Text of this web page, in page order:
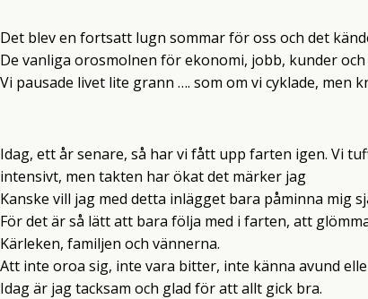
Det blev en fortsatt lugn sommar för oss och det
De vanliga orosmolnen för ekonomi, jobb, kunder
Vi pausade livet lite grann …. som om vi cyklade, men
Idag, ett år senare, så har vi fått upp farten igen. Vi
intensivt, men takten har ökat det märker jag
Kanske vill jag med detta inlägget bara påminna mig
För det är så lätt att bara följa med i farten, att
Kärleken, familjen och vännerna.
Att inte oroa sig, inte vara bitter, inte känna avund
Idag är jag tacksam och glad för att allt gick bra.